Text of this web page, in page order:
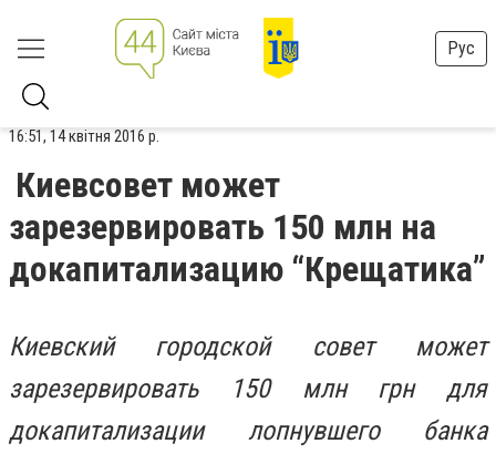
Рус
16:51, 14 квітня 2016 р.
Киевсовет может
зарезервировать 150 млн на
докапитализацию “Крещатика”
Киевский городской совет может
зарезервировать 150 млн грн для
докапитализации лопнувшего банка